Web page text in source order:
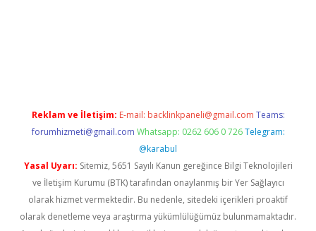
Reklam ve İletişim: E-mail: backlinkpaneli@gmail.com Teams:
forumhizmeti@gmail.com Whatsapp: 0262 606 0 726 Telegram:
@karabul
Yasal Uyarı: Sitemiz, 5651 Sayılı Kanun gereğince Bilgi Teknolojileri
ve İletişim Kurumu (BTK) tarafından onaylanmış bir Yer Sağlayıcı
olarak hizmet vermektedir. Bu nedenle, sitedeki içerikleri proaktif
olarak denetleme veya araştırma yükümlülüğümüz bulunmamaktadır.